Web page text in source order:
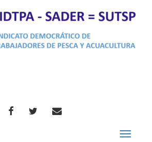
FACEBOOKTWITTERCORREO
Toggle